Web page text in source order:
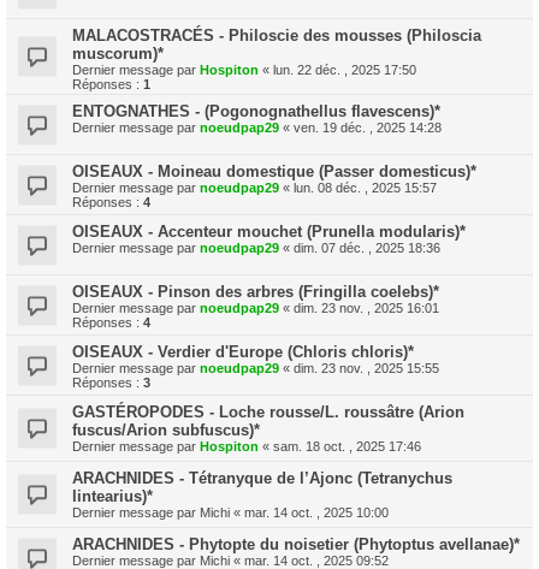
MALACOSTRACÉS - Philoscie des mousses (Philoscia
muscorum)*
Dernier message par Hospiton « lun. 22 déc. , 2025 17:50
Réponses : 1
ENTOGNATHES - (Pogonognathellus flavescens)*
Dernier message par noeudpap29 « ven. 19 déc. , 2025 14:28
OISEAUX - Moineau domestique (Passer domesticus)*
Dernier message par noeudpap29 « lun. 08 déc. , 2025 15:57
Réponses : 4
OISEAUX - Accenteur mouchet (Prunella modularis)*
Dernier message par noeudpap29 « dim. 07 déc. , 2025 18:36
OISEAUX - Pinson des arbres (Fringilla coelebs)*
Dernier message par noeudpap29 « dim. 23 nov. , 2025 16:01
Réponses : 4
OISEAUX - Verdier d'Europe (Chloris chloris)*
Dernier message par noeudpap29 « dim. 23 nov. , 2025 15:55
Réponses : 3
GASTÉROPODES - Loche rousse/L. roussâtre (Arion
fuscus/Arion subfuscus)*
Dernier message par Hospiton « sam. 18 oct. , 2025 17:46
ARACHNIDES - Tétranyque de l’Ajonc (Tetranychus
lintearius)*
Dernier message par Michi « mar. 14 oct. , 2025 10:00
ARACHNIDES - Phytopte du noisetier (Phytoptus avellanae)*
Dernier message par Michi « mar. 14 oct. , 2025 09:52